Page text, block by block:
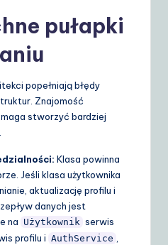
pułapki
popełniają błędy
Znajomość
stworzyć bardziej
Klasa powinna
Jeśli klasa użytkownika
aktualizację profilu i
danych jest
na Użytkownik serwis
profilu i AuthService